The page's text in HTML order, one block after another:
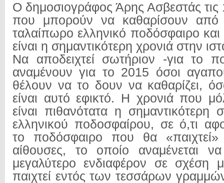
Ο δημοσιογράφος Άρης Ασβεστάς τις
που μπορούν να καθαρίσουν
ταλαίπωρο ελληνικό ποδόσφαιρο και
είναι η σημαντικότερη χρονιά στην
Να αποδειχτεί σωτήριον -για το
αναμένουν για το 2015 όσοι
θέλουν να το δουν να καθαρίζει,
είναι αυτό εφικτό. Η χρονιά που
είναι πιθανότατα η σημαντικότερη
ελληνικού ποδοσφαίρου, σε ό,τι
το ποδόσφαιρο που θα «παιχτεί»
αίθουσες, το οποίο αναμένεται
μεγαλύτερο ενδιαφέρον σε
παιχτεί εντός των τεσσάρων